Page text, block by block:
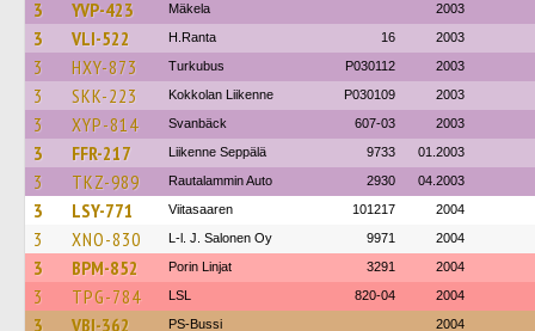
3 YVP-423 Mäkela 2003
3 VLI-522 H.Ranta 16 2003
3 HXY-873 Turkubus P030112 2003
3 SKK-223 Kokkolan Liikenne P030109 2003
3 XYP-814 Svanbäck 607-03 2003
3 FFR-217 Liikenne Seppälä 9733 01.2003
3 TKZ-989 Rautalammin Auto 2930 04.2003
3 LSY-771 Viitasaaren 101217 2004
3 XNO-830 L-l. J. Salonen Oy 9971 2004
3 BPM-852 Porin Linjat 3291 2004
3 TPG-784 LSL 820-04 2004
3 VBI-362 PS-Bussi 2004